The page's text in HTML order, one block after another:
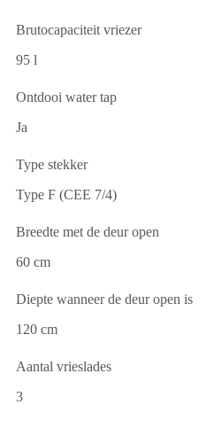
Brutocapaciteit vriezer
95 l
Ontdooi water tap
Ja
Type stekker
Type F (CEE 7/4)
Breedte met de deur open
60 cm
Diepte wanneer de deur open is
120 cm
Aantal vrieslades
3